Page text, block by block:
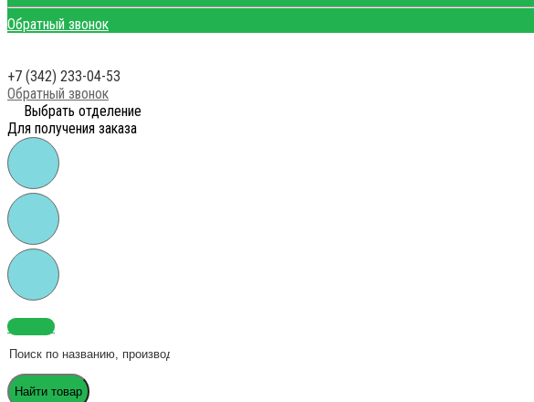
Обратный звонок
+7 (342) 233-04-53
Обратный звонок
Выбрать отделение
Для получения заказа
Каталог
Найти товар